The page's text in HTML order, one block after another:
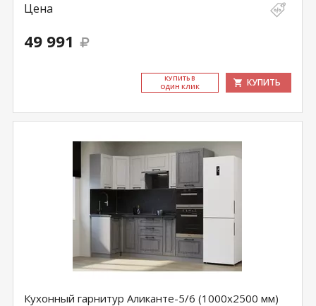
Цена
49 991
КУ­ПИТЬ В
ОДИН КЛИК
КУПИТЬ
Кухонный гарнитур Аликанте-5/6 (1000х2500 мм)